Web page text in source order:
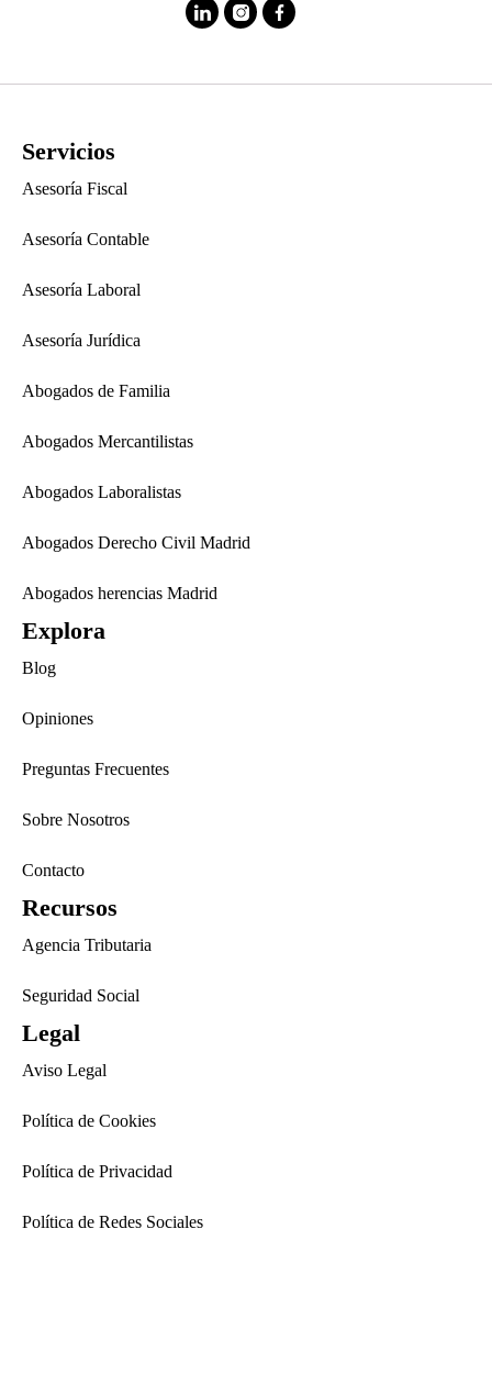
Servicios
Asesoría Fiscal
Asesoría Contable
Asesoría Laboral
Asesoría Jurídica
Abogados de Familia
Abogados Mercantilistas
Abogados Laboralistas
Abogados Derecho Civil Madrid
Abogados herencias Madrid
Explora
Blog
Opiniones
Preguntas Frecuentes
Sobre Nosotros
Contacto
Recursos
Agencia Tributaria
Seguridad Social
Legal
Aviso Legal
Política de Cookies
Política de Privacidad
Política de Redes Sociales